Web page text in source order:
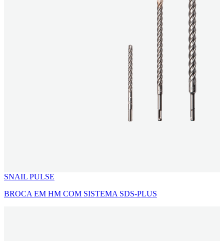
SNAIL PULSE
BROCA EM HM COM SISTEMA SDS-PLUS